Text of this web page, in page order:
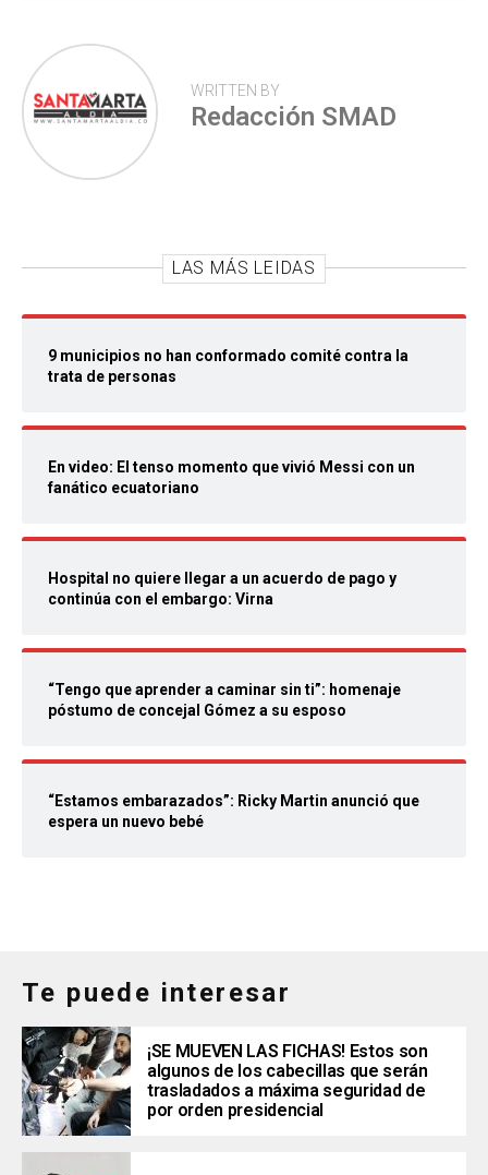
WRITTEN BY
Redacción SMAD
LAS MÁS LEIDAS
9 municipios no han conformado comité contra la
trata de personas
En video: El tenso momento que vivió Messi con un
fanático ecuatoriano
Hospital no quiere llegar a un acuerdo de pago y
continúa con el embargo: Virna
“Tengo que aprender a caminar sin ti”: homenaje
póstumo de concejal Gómez a su esposo
“Estamos embarazados”: Ricky Martin anunció que
espera un nuevo bebé
Te puede interesar
¡SE MUEVEN LAS FICHAS! Estos son
algunos de los cabecillas que serán
trasladados a máxima seguridad de
por orden presidencial